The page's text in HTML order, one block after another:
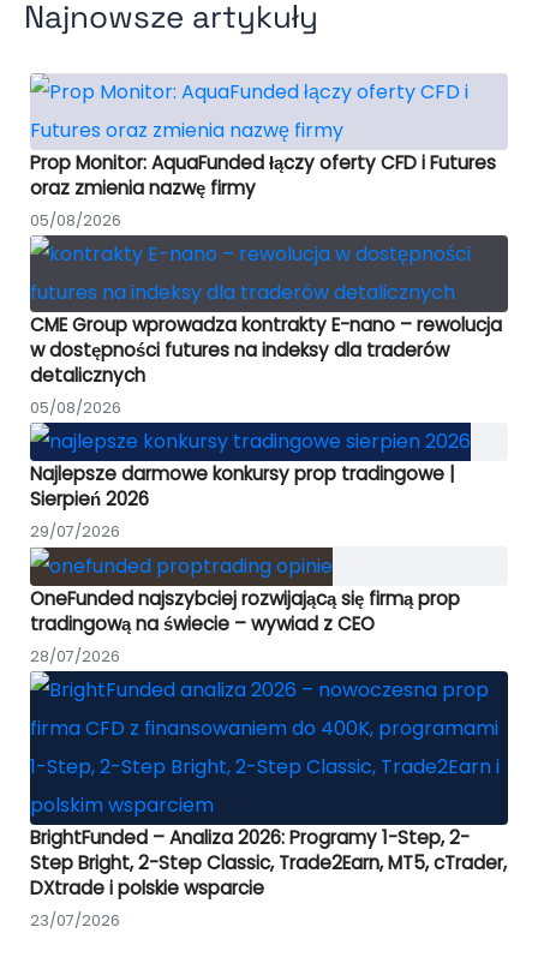
Najnowsze artykuły
Prop Monitor: AquaFunded łączy oferty CFD i Futures
oraz zmienia nazwę firmy
05/08/2026
CME Group wprowadza kontrakty E-nano – rewolucja
w dostępności futures na indeksy dla traderów
detalicznych
05/08/2026
Najlepsze darmowe konkursy prop tradingowe |
Sierpień 2026
29/07/2026
OneFunded najszybciej rozwijającą się firmą prop
tradingową na świecie – wywiad z CEO
28/07/2026
BrightFunded – Analiza 2026: Programy 1-Step, 2-
Step Bright, 2-Step Classic, Trade2Earn, MT5, cTrader,
DXtrade i polskie wsparcie
23/07/2026